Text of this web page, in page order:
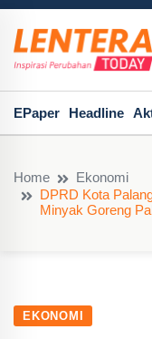
EPaper Headline
Home
Ekonomi
DPRD Kota
Minyak Goreng
EKONOMI